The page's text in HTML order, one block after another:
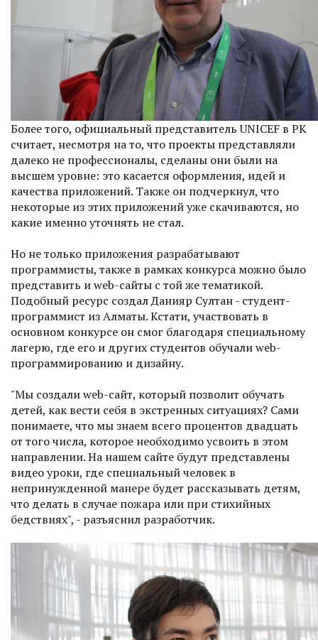
Более того, официальный представитель UNICEF в РК
считает, несмотря на то, что проекты представляли
далеко не профессионалы, сделаны они были на
высшем уровне: это касается оформления, идей и
качества приложений. Также он подчеркнул, что
некоторые из этих приложений уже скачиваются, но
какие именно уточнять не стал.
Но не только приложения разрабатывают
программисты, также в рамках конкурса можно было
представить и web-сайты с той же тематикой.
Подобный ресурс создал Данияр Султан - студент-
программист из Алматы. Кстати, участвовать в
основном конкурсе он смог благодаря специальному
лагерю, где его и других студентов обучали web-
программированию и дизайну.
"Мы создали web-сайт, который позволит обучать
детей, как вести себя в экстренных ситуациях? Сами
понимаете, что мы знаем всего процентов двадцать
от того числа, которое необходимо усвоить в этом
направлении. На нашем сайте будут представлены
видео уроки, где специальный человек в
непринужденной манере будет рассказывать детям,
что делать в случае пожара или при стихийных
бедствиях", - разъяснил разработчик.